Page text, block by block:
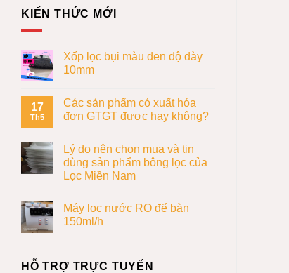
KIẾN THỨC MỚI
Xốp lọc bụi màu đen độ dày
10mm
17
Th5
Các sản phẩm có xuất hóa
đơn GTGT được hay không?
Lý do nên chọn mua và tin
dùng sản phẩm bông lọc của
Lọc Miền Nam
Máy lọc nước RO để bàn
150ml/h
HỖ TRỢ TRỰC TUYẾN